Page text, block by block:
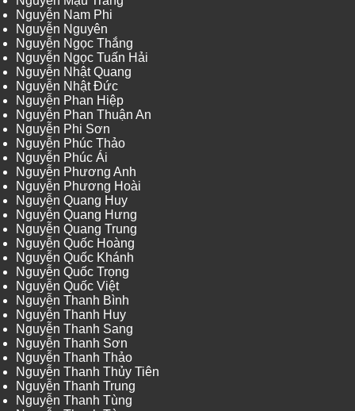
Nguyễn Nam Phi
Nguyễn Nguyên
Nguyễn Ngọc Thắng
Nguyễn Ngọc Tuấn Hải
Nguyễn Nhật Quang
Nguyễn Nhật Đức
Nguyễn Phan Hiệp
Nguyễn Phan Thuận An
Nguyễn Phi Sơn
Nguyễn Phúc Thảo
Nguyễn Phúc Ái
Nguyễn Phương Anh
Nguyễn Phương Hoài
Nguyễn Quang Huy
Nguyễn Quang Hưng
Nguyễn Quang Trung
Nguyễn Quốc Hoàng
Nguyễn Quốc Khánh
Nguyễn Quốc Trọng
Nguyễn Quốc Việt
Nguyễn Thanh Bình
Nguyễn Thanh Huy
Nguyễn Thanh Sang
Nguyễn Thanh Sơn
Nguyễn Thanh Thảo
Nguyễn Thanh Thủy Tiên
Nguyễn Thanh Trung
Nguyễn Thanh Tùng